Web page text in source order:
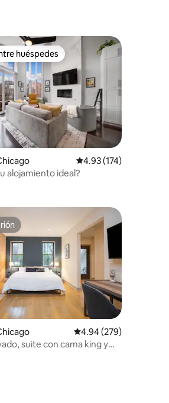
de 5, 153 reseñas
huéspedes
huéspedes
Calificación promedio:
4.93 (174)
alojamiento ideal?
de 5, 548 reseñas
Calificación promedio:
4.94 (279)
suite con cama king y